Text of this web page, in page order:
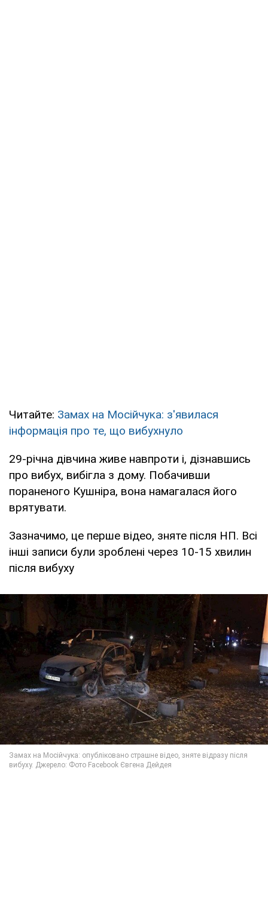
Читайте: Замах на Мосійчука: з'явилася
інформація про те, що вибухнуло
29-річна дівчина живе навпроти і, дізнавшись
про вибух, вибігла з дому. Побачивши
пораненого Кушніра, вона намагалася його
врятувати.
Зазначимо, це перше відео, зняте після НП. Всі
інші записи були зроблені через 10-15 хвилин
після вибуху